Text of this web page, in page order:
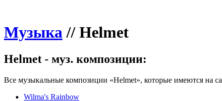
Музыка// Helmet
Helmet - муз. композиции:
Все музыкальные композиции «Helmet», которые имеются на
Wilma's Rainbow